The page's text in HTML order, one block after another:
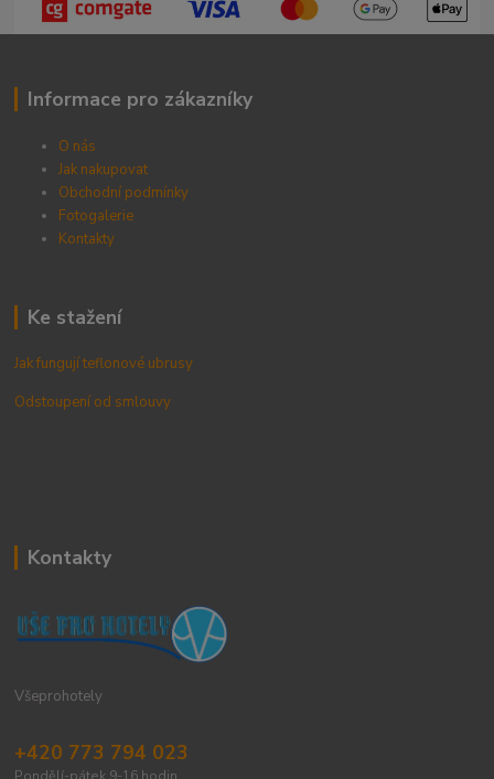
Informace pro zákazníky
O nás
Jak nakupovat
Obchodní podmínky
Fotogalerie
Kontakty
Ke stažení
Jak fungují teflonové ubrusy
Odstoupení od smlouvy
Kontakty
Všeprohotely
+420 773 794 023
Pondělí-pátek 9-16 hodin